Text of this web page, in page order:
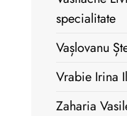
specialitate
Vașlovanu
Vrabie Irina
Zaharia